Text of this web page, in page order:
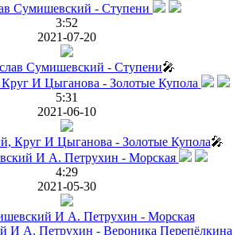
3:52
2021-07-20
Сумишевский - Ступени🎤
5:31
2021-06-10
Круг И Цыганова - Золотые Купола🎤
4:29
2021-05-30
И А. Петрухин - Морская